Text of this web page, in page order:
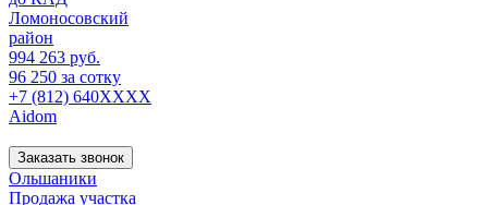
Ломоносовский
район
994 263 руб.
96 250 за сотку
+7 (812) 640XXXX
Aidom
Заказать звонок
Ольшаники
Продажа участка